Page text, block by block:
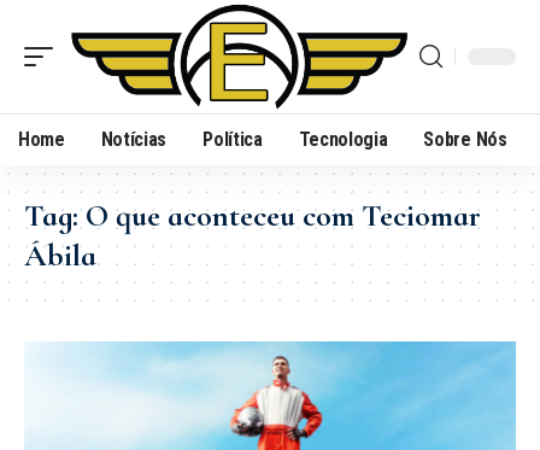
Home Notícias Política Tecnologia Sobre Nós
Tag:O que aconteceu com Teciomar
Ábila